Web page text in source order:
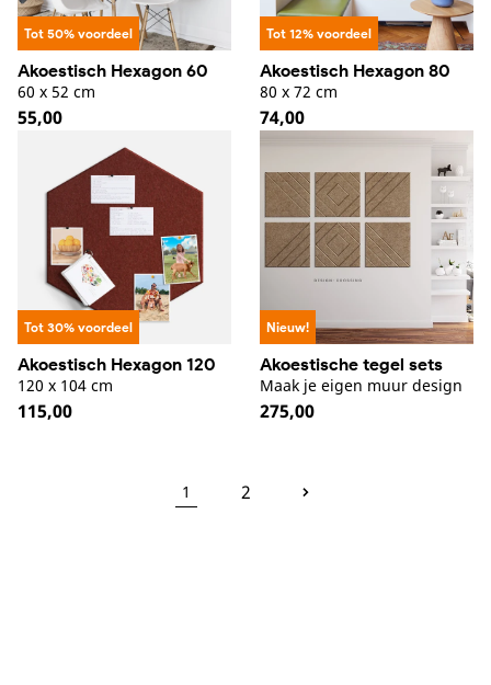
Tot 50% voordeel
Akoestisch Hexagon 60
60 x 52 cm
Normale
55,00
Tot 12% voordeel
Akoestisch Hexagon 80
80 x 72 cm
Normale
74,00
Tot 30% voordeel
Akoestisch Hexagon 120
120 x 104 cm
Normale
115,00
Nieuw!
Akoestische tegel sets
Maak je eigen muur design
Normale
275,00
1 2